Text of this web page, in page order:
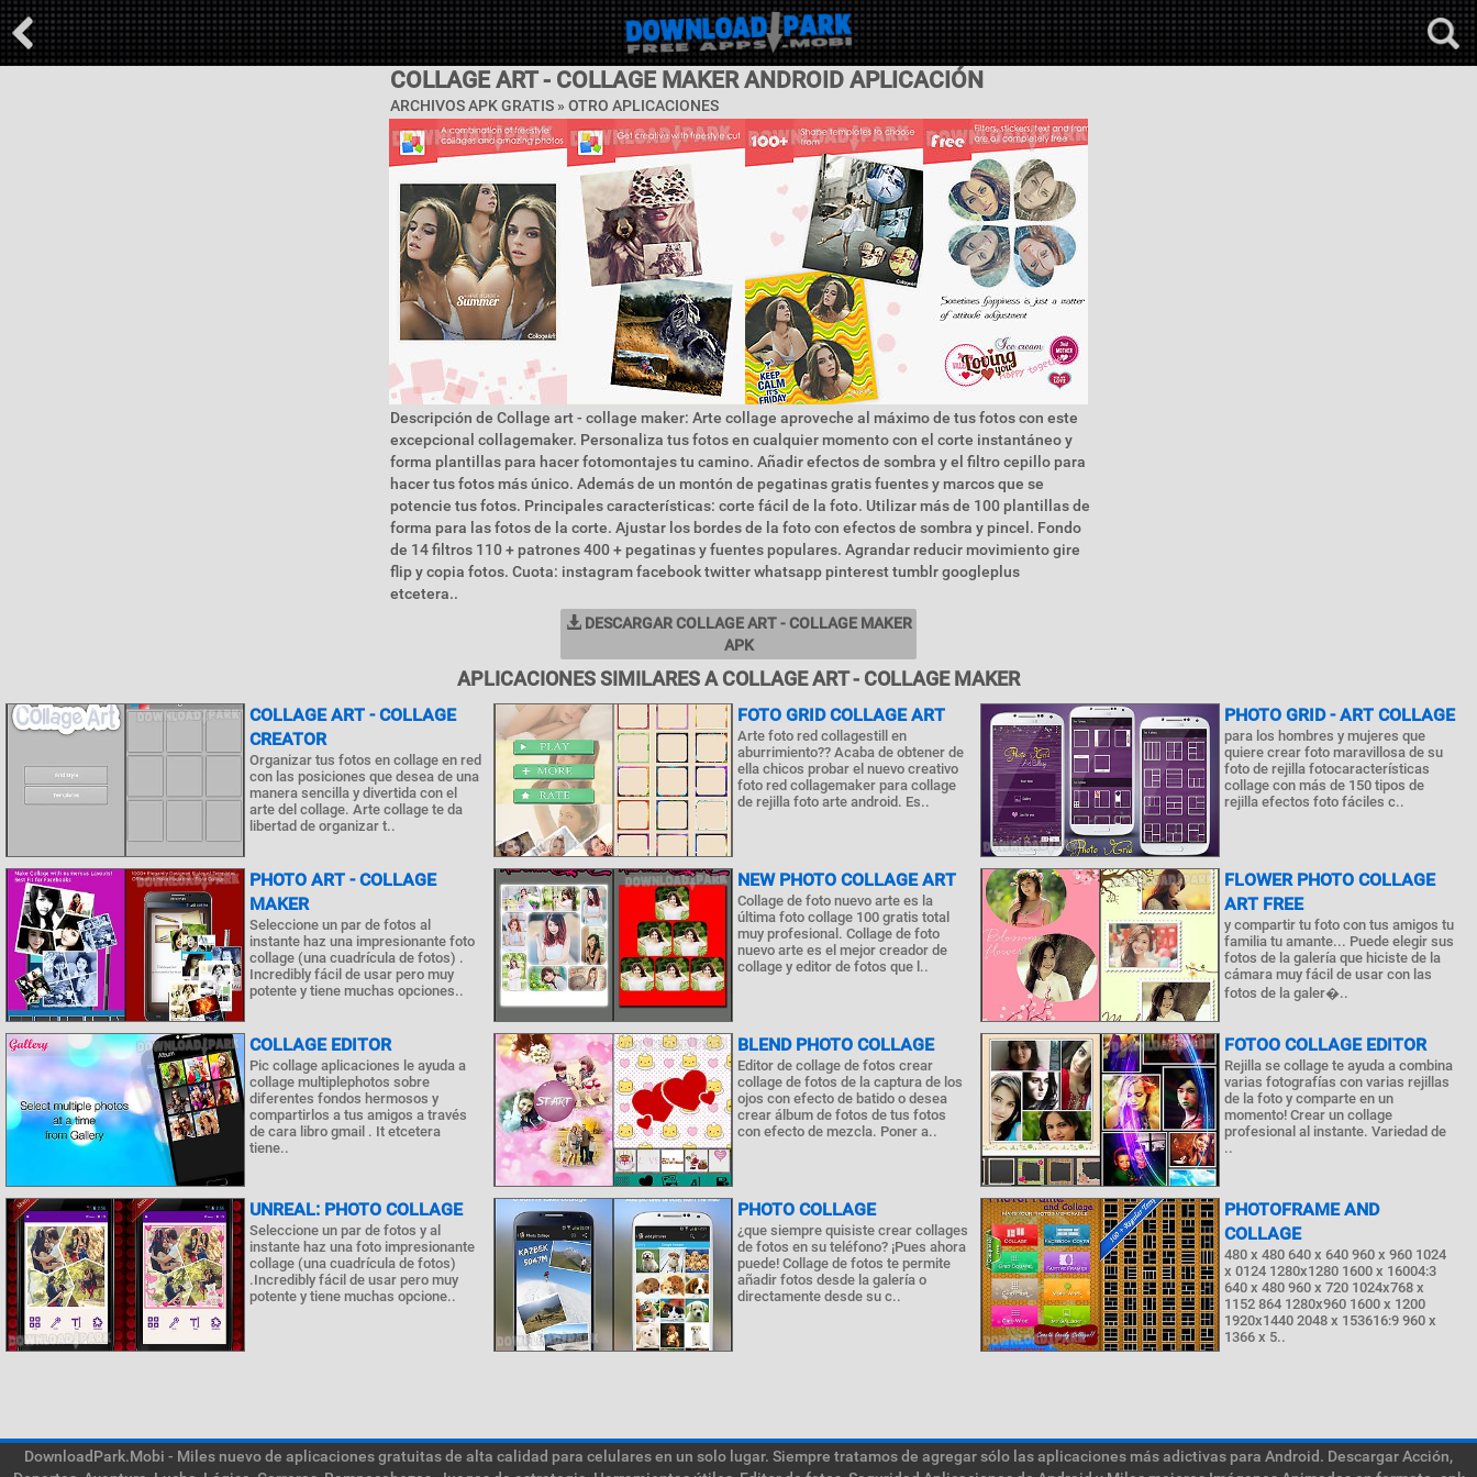
COLLAGE ART - COLLAGE MAKER ANDROID APLICACIÓN
ARCHIVOS APK GRATIS » OTRO APLICACIONES
Descripción de Collage art - collage maker: Arte collage aproveche al máximo de tus fotos con este
excepcional collagemaker. Personaliza tus fotos en cualquier momento con el corte instantáneo y
forma plantillas para hacer fotomontajes tu camino. Añadir efectos de sombra y el filtro cepillo para
hacer tus fotos más único. Además de un montón de pegatinas gratis fuentes y marcos que se
potencie tus fotos. Principales características: corte fácil de la foto. Utilizar más de 100 plantillas de
forma para las fotos de la corte. Ajustar los bordes de la foto con efectos de sombra y pincel. Fondo
de 14 filtros 110 + patrones 400 + pegatinas y fuentes populares. Agrandar reducir movimiento gire
flip y copia fotos. Cuota: instagram facebook twitter whatsapp pinterest tumblr googleplus
etcetera..
DESCARGAR COLLAGE ART - COLLAGE MAKER
APK
APLICACIONES SIMILARES A COLLAGE ART - COLLAGE MAKER
COLLAGE ART - COLLAGE
CREATOR
Organizar tus fotos en collage en red
con las posiciones que desea de una
manera sencilla y divertida con el
arte del collage. Arte collage te da
libertad de organizar t..
FOTO GRID COLLAGE ART
Arte foto red collagestill en
aburrimiento?? Acaba de obtener de
ella chicos probar el nuevo creativo
foto red collagemaker para collage
de rejilla foto arte android. Es..
PHOTO GRID - ART COLLAGE
para los hombres y mujeres que
quiere crear foto maravillosa de su
foto de rejilla fotocaracterísticas
collage con más de 150 tipos de
rejilla efectos foto fáciles c..
PHOTO ART - COLLAGE
MAKER
Seleccione un par de fotos al
instante haz una impresionante foto
collage (una cuadrícula de fotos) .
Incredibly fácil de usar pero muy
potente y tiene muchas opciones..
NEW PHOTO COLLAGE ART
Collage de foto nuevo arte es la
última foto collage 100 gratis total
muy profesional. Collage de foto
nuevo arte es el mejor creador de
collage y editor de fotos que l..
FLOWER PHOTO COLLAGE
ART FREE
y compartir tu foto con tus amigos tu
familia tu amante... Puede elegir sus
fotos de la galería que hiciste de la
cámara muy fácil de usar con las
fotos de la galer�..
COLLAGE EDITOR
Pic collage aplicaciones le ayuda a
collage multiplephotos sobre
diferentes fondos hermosos y
compartirlos a tus amigos a través
de cara libro gmail . It etcetera
tiene..
BLEND PHOTO COLLAGE
Editor de collage de fotos crear
collage de fotos de la captura de los
ojos con efecto de batido o desea
crear álbum de fotos de tus fotos
con efecto de mezcla. Poner a..
FOTOO COLLAGE EDITOR
Rejilla se collage te ayuda a combina
varias fotografías con varias rejillas
de la foto y comparte en un
momento! Crear un collage
profesional al instante. Variedad de
..
UNREAL: PHOTO COLLAGE
Seleccione un par de fotos y al
instante haz una foto impresionante
collage (una cuadrícula de fotos)
.Incredibly fácil de usar pero muy
potente y tiene muchas opcione..
PHOTO COLLAGE
¿que siempre quisiste crear collages
de fotos en su teléfono? ¡Pues ahora
puede! Collage de fotos te permite
añadir fotos desde la galería o
directamente desde su c..
PHOTOFRAME AND
COLLAGE
480 x 480 640 x 640 960 x 960 1024
x 0124 1280x1280 1600 x 16004:3
640 x 480 960 x 720 1024x768 x
1152 864 1280x960 1600 x 1200
1920x1440 2048 x 153616:9 960 x
1366 x 5..
DownloadPark.Mobi - Miles nuevo de aplicaciones gratuitas de alta calidad para celulares en un solo lugar. Siempre tratamos de agregar sólo las aplicaciones más adictivas para Android. Descargar Acción,